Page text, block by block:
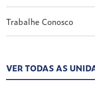
Trabalhe Conosco
VER TODAS AS